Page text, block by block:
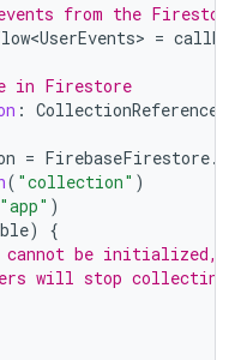
from the
=
in Firestore
:
= FirebaseFirestore.
( "collection" )
"app" )
)
{
be initialized,
will stop collecting